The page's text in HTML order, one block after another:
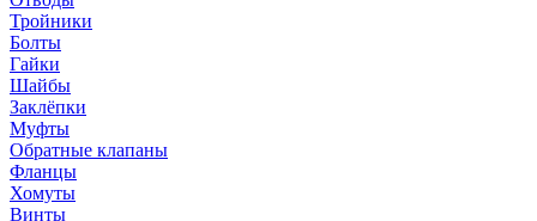
Тройники
Болты
Гайки
Шайбы
Заклёпки
Муфты
Обратные клапаны
Фланцы
Хомуты
Винты